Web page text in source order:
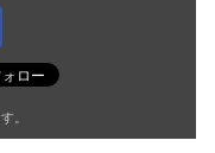
。